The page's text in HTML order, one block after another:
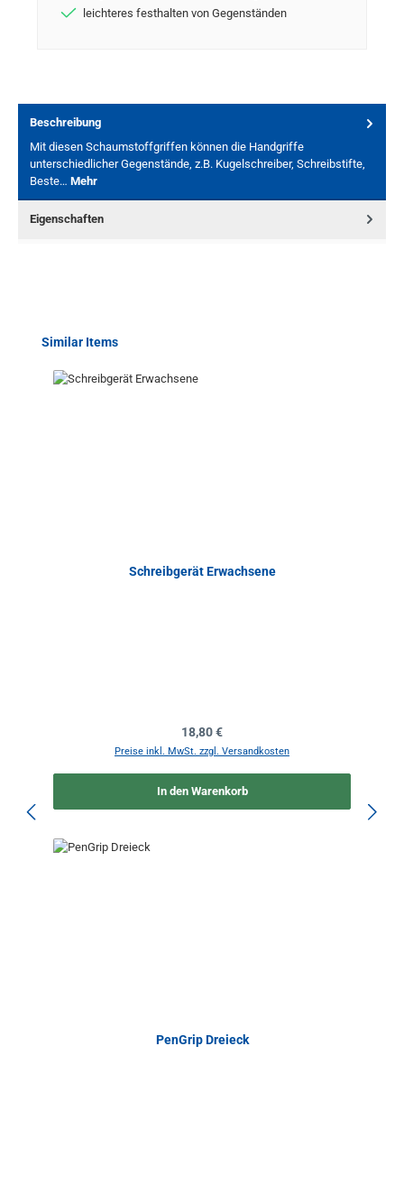
leichteres festhalten von Gegenständen
Beschreibung
Mit diesen Schaumstoffgriffen können die Handgriffe
unterschiedlicher Gegenstände, z.B. Kugelschreiber, Schreibstifte,
Beste… Mehr
Eigenschaften
Produktgalerie überspringen
Similar Items
Schreibgerät Erwachsene
Regulärer Preis:
18,80 €
Preise inkl. MwSt. zzgl. Versandkosten
In den Warenkorb
PenGrip Dreieck